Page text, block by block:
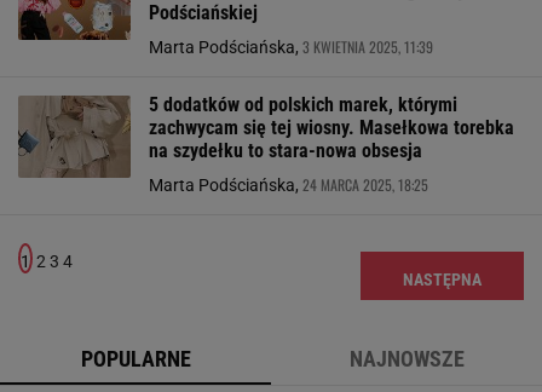
Podściańskiej
Marta Podściańska, 3 KWIETNIA 2025, 11:39
5 dodatków od polskich marek, którymi
zachwycam się tej wiosny. Masełkowa torebka
na szydełku to stara-nowa obsesja
Marta Podściańska, 24 MARCA 2025, 18:25
1 2 3 4
NASTĘPNA
POPULARNE NAJNOWSZE